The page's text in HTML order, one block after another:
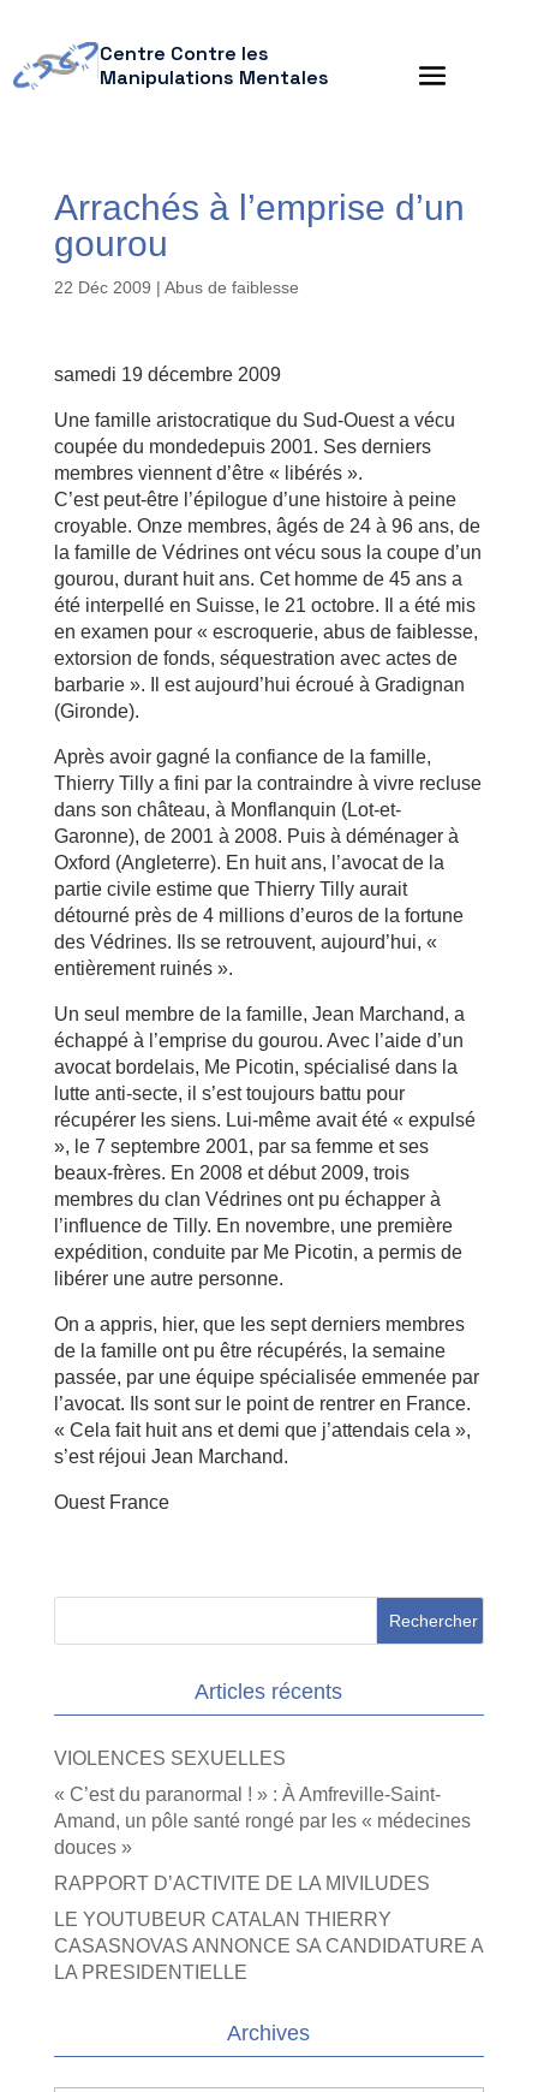
Centre Contre les
Manipulations Mentales
Arrachés à l’emprise d’un
gourou
22 Déc 2009 | Abus de faiblesse
samedi 19 décembre 2009
Une famille aristocratique du Sud-Ouest a vécu
coupée du mondedepuis 2001. Ses derniers
membres viennent d’être « libérés ».
C’est peut-être l’épilogue d’une histoire à peine
croyable. Onze membres, âgés de 24 à 96 ans, de
la famille de Védrines ont vécu sous la coupe d’un
gourou, durant huit ans. Cet homme de 45 ans a
été interpellé en Suisse, le 21 octobre. Il a été mis
en examen pour « escroquerie, abus de faiblesse,
extorsion de fonds, séquestration avec actes de
barbarie ». Il est aujourd’hui écroué à Gradignan
(Gironde).
Après avoir gagné la confiance de la famille,
Thierry Tilly a fini par la contraindre à vivre recluse
dans son château, à Monflanquin (Lot-et-
Garonne), de 2001 à 2008. Puis à déménager à
Oxford (Angleterre). En huit ans, l’avocat de la
partie civile estime que Thierry Tilly aurait
détourné près de 4 millions d’euros de la fortune
des Védrines. Ils se retrouvent, aujourd’hui, «
entièrement ruinés ».
Un seul membre de la famille, Jean Marchand, a
échappé à l’emprise du gourou. Avec l’aide d’un
avocat bordelais, Me Picotin, spécialisé dans la
lutte anti-secte, il s’est toujours battu pour
récupérer les siens. Lui-même avait été « expulsé
», le 7 septembre 2001, par sa femme et ses
beaux-frères. En 2008 et début 2009, trois
membres du clan Védrines ont pu échapper à
l’influence de Tilly. En novembre, une première
expédition, conduite par Me Picotin, a permis de
libérer une autre personne.
On a appris, hier, que les sept derniers membres
de la famille ont pu être récupérés, la semaine
passée, par une équipe spécialisée emmenée par
l’avocat. Ils sont sur le point de rentrer en France.
« Cela fait huit ans et demi que j’attendais cela »,
s’est réjoui Jean Marchand.
Ouest France
Articles récents
VIOLENCES SEXUELLES
« C’est du paranormal ! » : À Amfreville-Saint-
Amand, un pôle santé rongé par les « médecines
douces »
RAPPORT D’ACTIVITE DE LA MIVILUDES
LE YOUTUBEUR CATALAN THIERRY
CASASNOVAS ANNONCE SA CANDIDATURE A
LA PRESIDENTIELLE
Archives